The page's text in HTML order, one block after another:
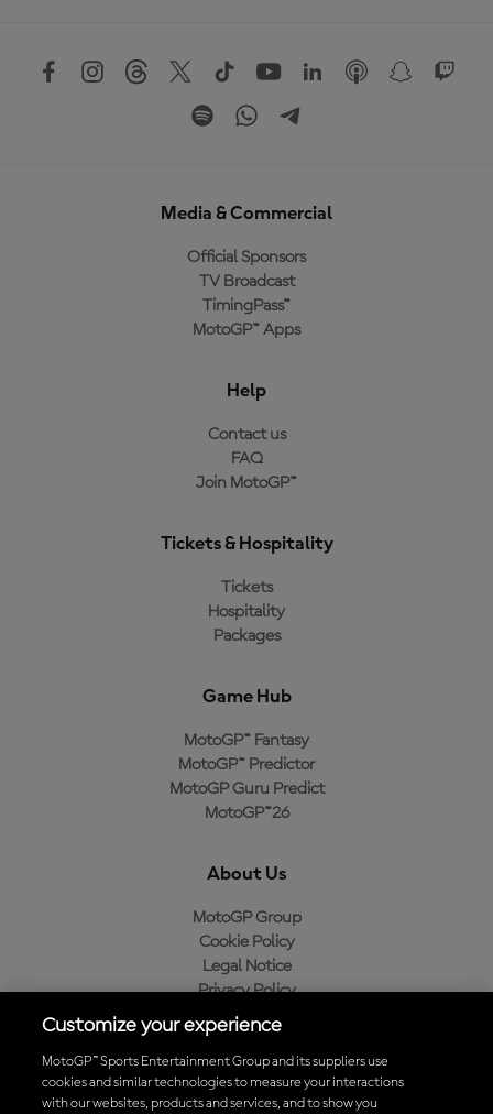
Media & Commercial
Official Sponsors
TV Broadcast
TimingPass™
MotoGP™ Apps
Help
Contact us
FAQ
Join MotoGP™
Tickets & Hospitality
Tickets
Hospitality
Packages
Game Hub
MotoGP™ Fantasy
MotoGP™ Predictor
MotoGP Guru Predict
MotoGP™26
About Us
MotoGP Group
Cookie Policy
Legal Notice
Privacy Policy
Purchase Policy
Baixe o aplicativo oficial da MotoGP™
Customize your experience
MotoGP™ Sports Entertainment Group and its suppliers use
cookies and similar technologies to measure your interactions
with our websites, products and services, and to show you